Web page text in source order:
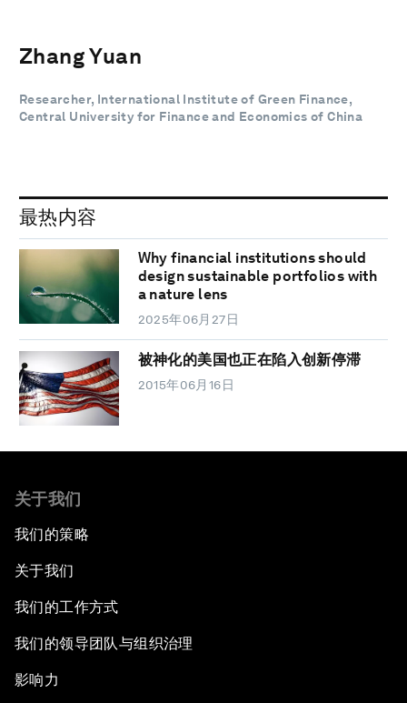
Zhang Yuan
Researcher, International Institute of Green Finance,
Central University for Finance and Economics of China
最热内容
Why financial institutions should
design sustainable portfolios with
a nature lens
2025年06月27日
被神化的美国也正在陷入创新停滞
2015年06月16日
关于我们
我们的策略
关于我们
我们的工作方式
我们的领导团队与组织治理
影响力